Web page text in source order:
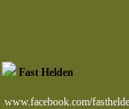
Fast Helden
www.facebook.com/